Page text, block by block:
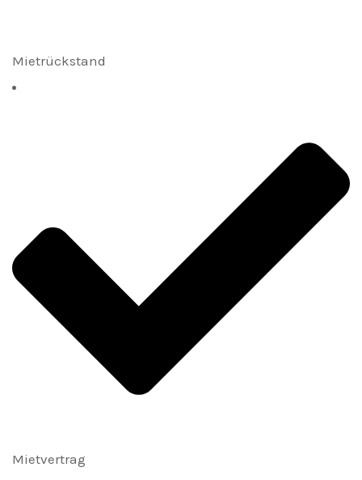
Mietrückstand
Mietvertrag